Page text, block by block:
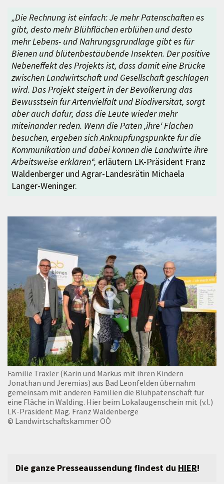
„Die Rechnung ist einfach: Je mehr Patenschaften es
gibt, desto mehr Blühflächen erblühen und desto
mehr Lebens- und Nahrungsgrundlage gibt es für
Bienen und blütenbestäubende Insekten. Der positive
Nebeneffekt des Projekts ist, dass damit eine Brücke
zwischen Landwirtschaft und Gesellschaft geschlagen
wird. Das Projekt steigert in der Bevölkerung das
Bewusstsein für Artenvielfalt und Biodiversität, sorgt
aber auch dafür, dass die Leute wieder mehr
miteinander reden. Wenn die Paten ,ihre‘ Flächen
besuchen, ergeben sich Anknüpfungspunkte für die
Kommunikation und dabei können die Landwirte ihre
Arbeitsweise erklären“, erläutern LK-Präsident Franz
Waldenberger und Agrar-Landesrätin Michaela
Langer-Weninger.
Familie Traxler (Karin und Markus mit ihren Kindern
Jonathan und Jeremias) aus Bad Leonfelden übernahm
gemeinsam mit anderen Familien die Blühpatenschaft für
eine Fläche in Walding. Hier beim Lokalaugenschein mit (v.l.)
LK-Präsident Mag. Franz Waldenberge
© Landwirtschaftskammer OÖ
Die ganze Presseaussendung findest du HIER!